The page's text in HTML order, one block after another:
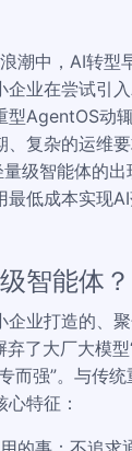
潮中，AI转型
企业在尝试引
型AgentOS动
、复杂的运维
级智能体的
最低成本实现
智能体？
企业打造的、
了大厂大模型
而强”。与传统
特征：